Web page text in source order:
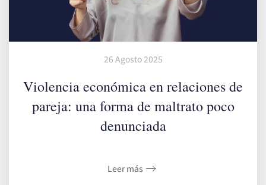
26 Agosto 2025
Violencia económica en relaciones de
pareja: una forma de maltrato poco
denunciada
Leer más